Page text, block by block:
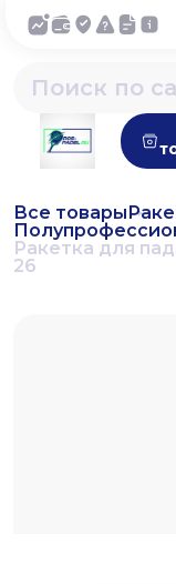
Все товары
Ракетка для
26